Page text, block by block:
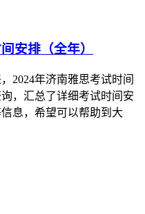
安排（全年）
2024年济南雅思考试时间
，汇总了详细考试时间安
息，希望可以帮助到大